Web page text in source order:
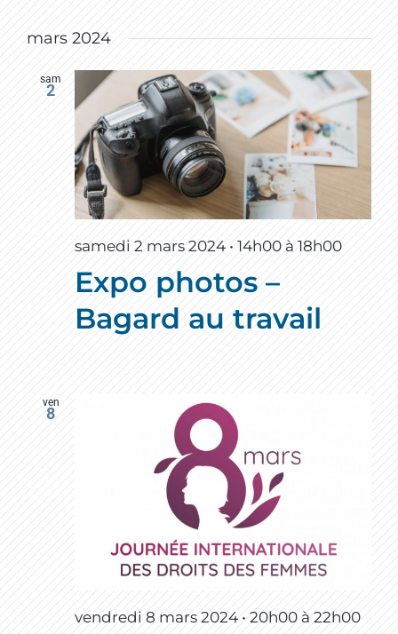
mars 2024
sam
2
samedi 2 mars 2024 • 14h00 à18h00
Expo photos –
Bagard au travail
ven
8
vendredi 8 mars 2024 • 20h00 à 22h00